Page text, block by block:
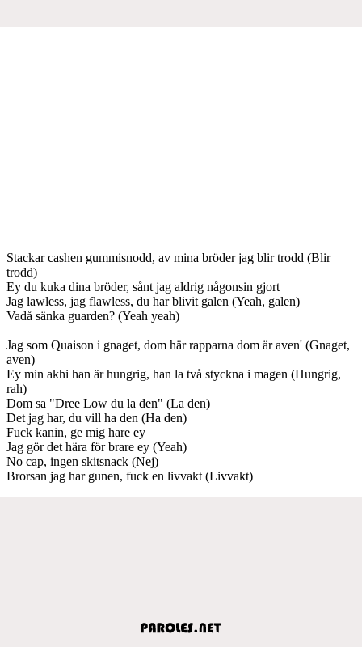
Stackar cashen gummisnodd, av mina bröder jag blir trodd (Blir
trodd)
Ey du kuka dina bröder, sånt jag aldrig någonsin gjort
Jag lawless, jag flawless, du har blivit galen (Yeah, galen)
Vadå sänka guarden? (Yeah yeah)
Jag som Quaison i gnaget, dom här rapparna dom är aven' (Gnaget,
aven)
Ey min akhi han är hungrig, han la två styckna i magen (Hungrig,
rah)
Dom sa "Dree Low du la den" (La den)
Det jag har, du vill ha den (Ha den)
Fuck kanin, ge mig hare ey
Jag gör det hära för brare ey (Yeah)
No cap, ingen skitsnack (Nej)
Brorsan jag har gunen, fuck en livvakt (Livvakt)